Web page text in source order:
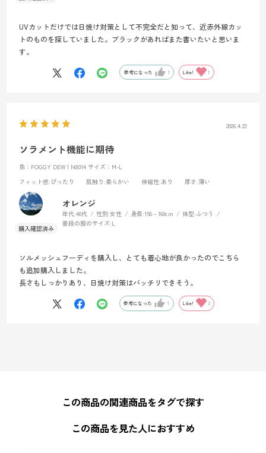
UVカットだけでは日焼け対策として不完全だと知って、近赤外線カッ
トのものを探していました。ブラックがあればまた書いたいと思いま
す。
参考になった 1 Like! 1
2026.4.22
ソラメント機能に期待
色：FOGGY DEW | N8014 サイズ：M-L
フィット感:ぴったり 肌触り :柔らかい 伸縮性:あり 厚さ:薄い
オレンジ
年代:40代 性別:女性 身長:156～160cm 体型:ふつう
普段の服のサイズ:L
ソルメッシュフーディを購入し、とても着心地が良かったのでこちら
も追加購入しました。
長さもしっかりあり、日焼け対策はバッチリできそう。
参考になった 1 Like! 2
この商品の関連商品をタグで探す
この商品を見た人におすすめ